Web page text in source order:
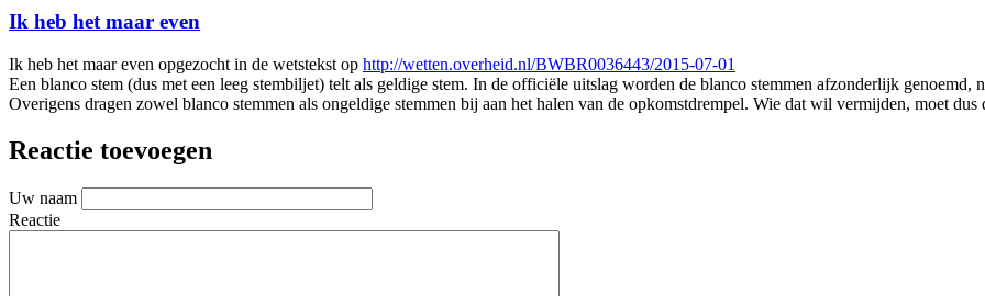
Ik heb het maar even
Ik heb het maar even opgezocht in de wetstekst op http://wetten.overheid.nl/BWBR0036443/2015-07-01
Een blanco stem (dus met een leeg stembiljet) telt als geldige stem. In de officiële uitslag worden de blanco stemmen afzonderlijk genoemd,
Overigens dragen zowel blanco stemmen als ongeldige stemmen bij aan het halen van de opkomstdrempel. Wie dat wil vermijden, moet
Reactie toevoegen
Uw naam
Reactie